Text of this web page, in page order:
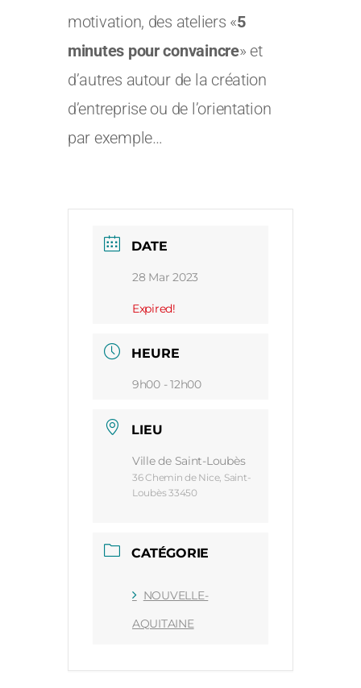
motivation, des ateliers «5
minutes pour convaincre» et
d’autres autour de la création
d’entreprise ou de l’orientation
par exemple…
DATE
28 Mar 2023
Expired!
HEURE
9h00 - 12h00
LIEU
Ville de Saint-Loubès
36 Chemin de Nice, Saint-
Loubès 33450
CATÉGORIE
NOUVELLE-
AQUITAINE